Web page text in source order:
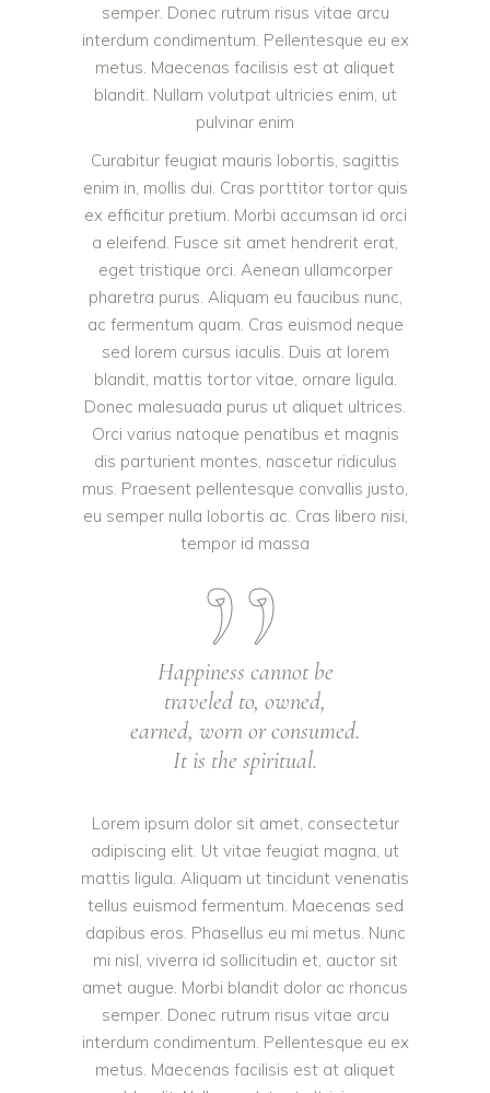
semper. Donec rutrum risus vitae arcu
interdum condimentum. Pellentesque eu ex
metus. Maecenas facilisis est at aliquet
blandit. Nullam volutpat ultricies enim, ut
pulvinar enim
Curabitur feugiat mauris lobortis, sagittis
enim in, mollis dui. Cras porttitor tortor quis
ex efficitur pretium. Morbi accumsan id orci
a eleifend. Fusce sit amet hendrerit erat,
eget tristique orci. Aenean ullamcorper
pharetra purus. Aliquam eu faucibus nunc,
ac fermentum quam. Cras euismod neque
sed lorem cursus iaculis. Duis at lorem
blandit, mattis tortor vitae, ornare ligula.
Donec malesuada purus ut aliquet ultrices.
Orci varius natoque penatibus et magnis
dis parturient montes, nascetur ridiculus
mus. Praesent pellentesque convallis justo,
eu semper nulla lobortis ac. Cras libero nisi,
tempor id massa
Happiness cannot be
traveled to, owned,
earned, worn or consumed.
It is the spiritual.
Lorem ipsum dolor sit amet, consectetur
adipiscing elit. Ut vitae feugiat magna, ut
mattis ligula. Aliquam ut tincidunt venenatis
tellus euismod fermentum. Maecenas sed
dapibus eros. Phasellus eu mi metus. Nunc
mi nisl, viverra id sollicitudin et, auctor sit
amet augue. Morbi blandit dolor ac rhoncus
semper. Donec rutrum risus vitae arcu
interdum condimentum. Pellentesque eu ex
metus. Maecenas facilisis est at aliquet